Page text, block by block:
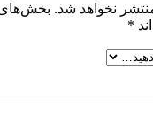
نخواهد شد. بخش‌های
*